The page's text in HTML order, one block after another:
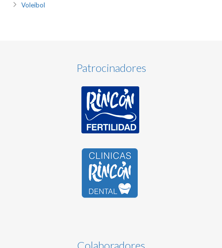
Voleibol
Patrocinadores
Colaboradores